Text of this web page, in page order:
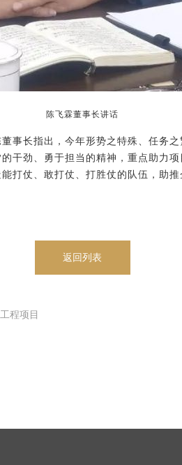
陈飞霖董事长讲话
长指出，今年形势之特殊、任务
劲、勇于担当的精神，重点助力
打仗、敢打仗、打胜仗的队伍，助
返回列表
程项目